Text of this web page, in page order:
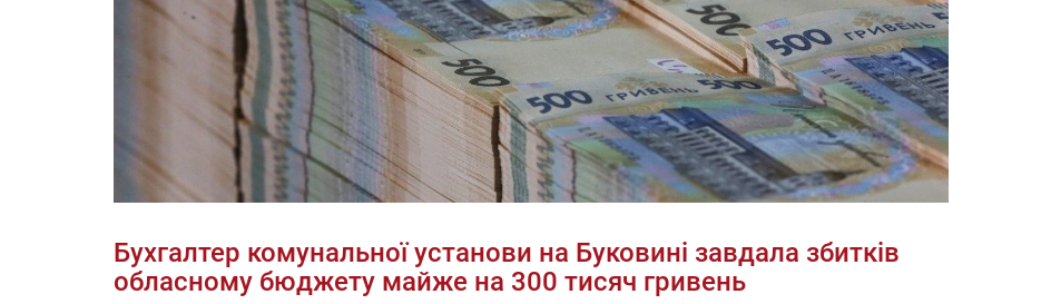
Бухгалтер комунальної установи на Буковині завдала збитків
обласному бюджету майже на 300 тисяч гривень